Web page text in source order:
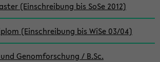
(Einschreibung bis SoSe 2012)
(Einschreibung bis WiSe 03/04)
Genomforschung / B.Sc.